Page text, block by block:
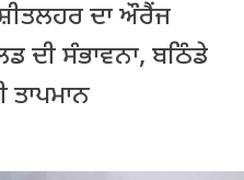
ਦਾ ਔਰੈਂਜ
ਦੀ ਸੰਭਾਵਨਾ, ਬਠਿੰਡੇ